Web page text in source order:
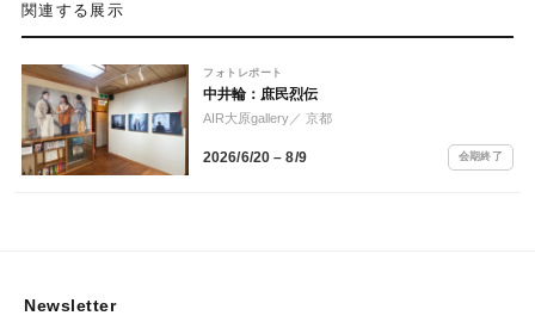
関連する展示
フォトレポート
中井輪：庶民烈伝
AIR大原gallery ／ 京都
2026/6/20 – 8/9 会期終了
Newsletter